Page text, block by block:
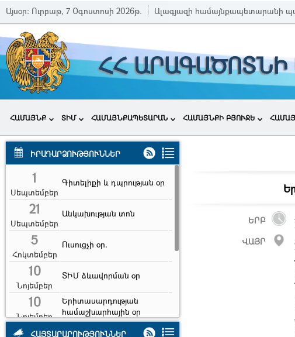
Այսօր: Ուրբաթ, 7 Օգոստոսի 2026թ. Ալագյազի համայնքապետարանի
ՀՀ
ՀԱՄԱՅՆՔ ՏԻՄ ՀԱՄԱՅՆՔԱՊԵՏԱՐԱՆ ՀԱՄԱՅՆՔԻ ԲՅՈՒՋԵ
ԻՐԱԴԱՐՁՈՒԹՅՈՒՆՆԵՐ
1
Սեպտեմբեր
Գիտելիքի և դպրության օր
21
Սեպտեմբեր
Անկախության տոն
5
Հոկտեմբեր
Ուսուցչի օր.
10
Նոյեմբեր
ՏԻՄ ձևավորման օր
10
Նոյեմբեր
Երիտասարդության
համաշխարհային օր
7
Երկրաշարժի զոհերի
ՀԱՅՏԱՐԱՐՈՒԹՅՈՒՆՆԵՐ
ԵՐԲ
ՎԱՅՐ